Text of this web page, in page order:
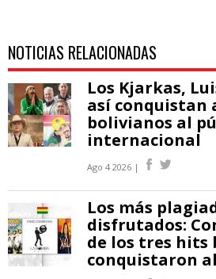
NOTICIAS RELACIONADAS
Los Kjarkas,
así conquistan
bolivianos al
internacional
Ago 4 2026 |
Los más
disfrutados:
de los tres hits
conquistaron